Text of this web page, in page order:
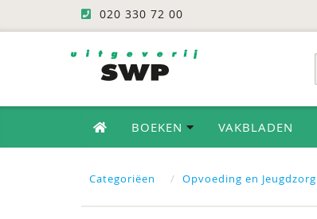
020 330 72 00
BOEKEN VAKBLADEN
Categoriëen Opvoeding en Jeugdzorg